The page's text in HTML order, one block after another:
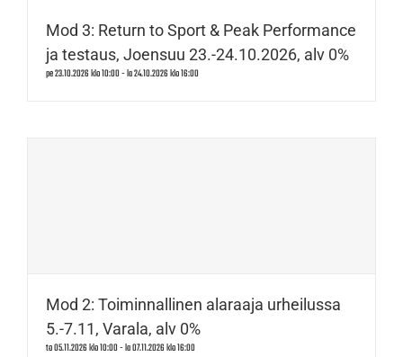
Mod 3: Return to Sport & Peak Performance
ja testaus, Joensuu 23.-24.10.2026, alv 0%
pe 23.10.2026 klo 10:00-la 24.10.2026 klo 16:00
Mod 2: Toiminnallinen alaraaja urheilussa
5.-7.11, Varala, alv 0%
to 05.11.2026 klo 10:00-la 07.11.2026 klo 16:00